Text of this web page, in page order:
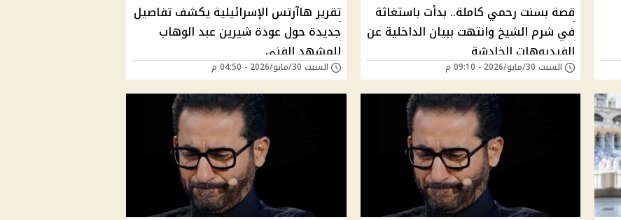
قصة بسنت رحمي كاملة.. بدأت باستغاثة
في شرم الشيخ وانتهت ببيان الداخلية عن
الفيديوهات الخادشة
السبت 30/مايو/2026 - 09:10 م
تقرير هاآرتس الإسرائيلية يكشف تفاصيل
جديدة حول عودة شيرين عبد الوهاب
للمشهد الفني
السبت 30/مايو/2026 - 04:50 م